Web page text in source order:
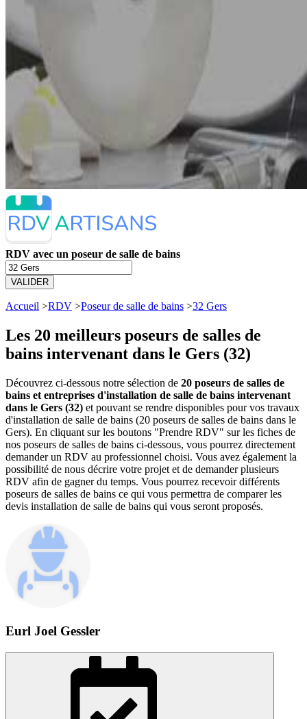
RDV avec un poseur de salle de bains
VALIDER
Accueil >RDV >Poseur de salle de bains >32 Gers
Les 20 meilleurs poseurs de salles de
bains intervenant dans le Gers (32)
Découvrez ci-dessous notre sélection de 20 poseurs de salles de
bains et entreprises d'installation de salle de bains intervenant
dans le Gers (32) et pouvant se rendre disponibles pour vos travaux
d'installation de salle de bains (20 poseurs de salles de bains dans le
Gers). En cliquant sur les boutons "Prendre RDV" sur les fiches de
nos poseurs de salles de bains ci-dessous, vous pourrez directement
demander un RDV au professionnel choisi. Vous avez également la
possibilité de nous décrire votre projet et de demander plusieurs
RDV afin de gagner du temps. Vous pourrez recevoir différents
poseurs de salles de bains ce qui vous permettra de comparer les
devis installation de salle de bains qui vous seront proposés.
Eurl Joel Gessler